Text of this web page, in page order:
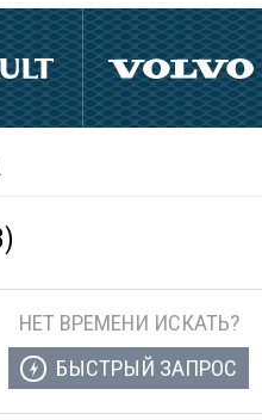
НЕТ ВРЕМЕНИ ИСКАТЬ?
БЫСТРЫЙ ЗАПРОС